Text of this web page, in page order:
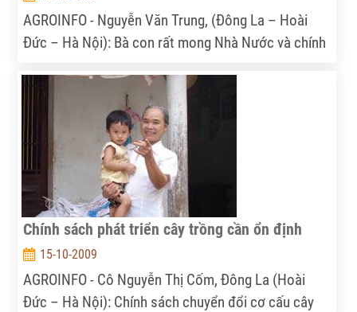
AGROINFO - Nguyễn Văn Trung, (Đông La – Hoài
Đức – Hà Nội): Bà con rất mong Nhà Nước và chính
chính sách quản lý thu mua để nông sản của Đông
Lao có đầu ra thuận lợi.
Chính sách phát triển cây trồng cần ổn định
15-10-2009
AGROINFO - Cô Nguyễn Thị Cốm, Đông La (Hoài
Đức – Hà Nội): Chính sách chuyển đổi cơ cấu cây